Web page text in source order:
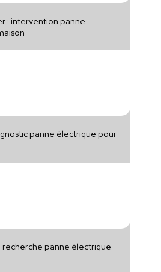
: intervention panne
panne électrique pour
recherche panne électrique